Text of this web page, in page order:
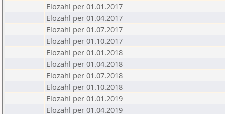
Elozahl per 01.01.2017
Elozahl per 01.04.2017
Elozahl per 01.07.2017
Elozahl per 01.10.2017
Elozahl per 01.01.2018
Elozahl per 01.04.2018
Elozahl per 01.07.2018
Elozahl per 01.10.2018
Elozahl per 01.01.2019
Elozahl per 01.04.2019